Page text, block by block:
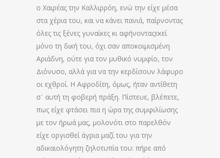
ο Χαιρέας την Καλλιρρόη, ενώ την είχε μέσα
στα χέρια του, και να κάνει πανιά, παίρνοντας
όλες τις ξένες γυναίκες κι αφήνονταςεκεί
μόνο τη δική του, όχι σαν αποκοιμισμένη
Αριάδνη, ούτε για τον μυθικό νυμφίο, τον
Διόνυσο, αλλά για να την κερδίσουν λάφυρο
οι εχθροί. Η Αφροδίτη, όμως, ήταν αντίθετη
σ᾽ αυτή τη φοβερή πράξη. Πίστευε, βλέπετε,
πως είχε φτάσει πια η ώρα της συμφιλίωσης
με τον ήρωά μας, μολονότι στο παρελθόν
είχε οργισθεί άγρια μαζί του για την
αδικαιολόγητη ζηλοτυπία του: πήρε από